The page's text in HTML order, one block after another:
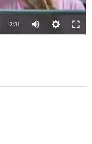
2:31